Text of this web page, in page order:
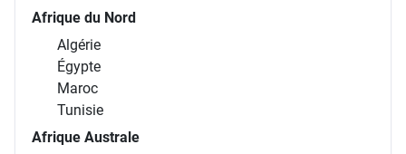
Afrique du Nord
Algérie
Égypte
Maroc
Tunisie
Afrique Australe